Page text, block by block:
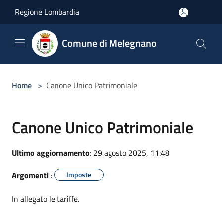
Regione Lombardia
Comune di Melegnano
Home > Canone Unico Patrimoniale
Canone Unico Patrimoniale
Ultimo aggiornamento: 29 agosto 2025, 11:48
Argomenti : Imposte
In allegato le tariffe.